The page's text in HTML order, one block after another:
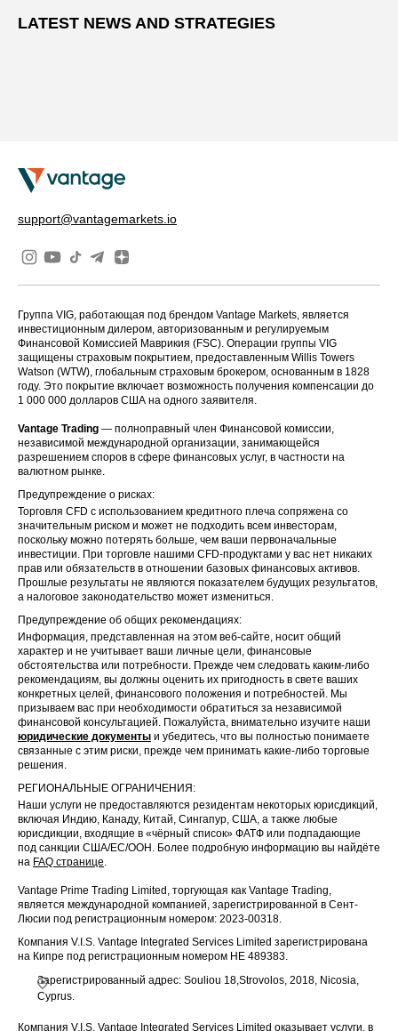
LATEST NEWS AND STRATEGIES
support@vantagemarkets.io
Группа VIG, работающая под брендом Vantage Markets, является
инвестиционным дилером, авторизованным и регулируемым
Финансовой Комиссией Маврикия (FSC). Операции группы VIG
защищены страховым покрытием, предоставленным Willis Towers
Watson (WTW), глобальным страховым брокером, основанным в 1828
году. Это покрытие включает возможность получения компенсации до
1 000 000 долларов США на одного заявителя.
Vantage Trading — полноправный член Финансовой комиссии,
независимой международной организации, занимающейся
разрешением споров в сфере финансовых услуг, в частности на
валютном рынке.
Предупреждение о рисках:
Торговля CFD с использованием кредитного плеча сопряжена со
значительным риском и может не подходить всем инвесторам,
поскольку можно потерять больше, чем ваши первоначальные
инвестиции. При торговле нашими CFD-продуктами у вас нет никаких
прав или обязательств в отношении базовых финансовых активов.
Прошлые результаты не являются показателем будущих результатов,
а налоговое законодательство может измениться.
Предупреждение об общих рекомендациях:
Информация, представленная на этом веб-сайте, носит общий
характер и не учитывает ваши личные цели, финансовые
обстоятельства или потребности. Прежде чем следовать каким-либо
рекомендациям, вы должны оценить их пригодность в свете ваших
конкретных целей, финансового положения и потребностей. Мы
призываем вас при необходимости обратиться за независимой
финансовой консультацией. Пожалуйста, внимательно изучите наши
юридические документы и убедитесь, что вы полностью понимаете
связанные с этим риски, прежде чем принимать какие-либо торговые
решения.
РЕГИОНАЛЬНЫЕ ОГРАНИЧЕНИЯ:
Наши услуги не предоставляются резидентам некоторых юрисдикций,
включая Индию, Канаду, Китай, Сингапур, США, а также любые
юрисдикции, входящие в «чёрный список» ФАТФ или подпадающие
под санкции США/ЕС/ООН. Более подробную информацию вы найдёте
на FAQ странице.
Vantage Prime Trading Limited, торгующая как Vantage Trading,
является международной компанией, зарегистрированной в Сент-
Люсии под регистрационным номером: 2023-00318.
Компания V.I.S. Vantage Integrated Services Limited зарегистрирована
на Кипре под регистрационным номером HE 489383.
Зарегистрированный адрес: Souliou 18,Strovolos, 2018, Nicosia,
Cyprus.
Компания V.I.S. Vantage Integrated Services Limited оказывает услуги, в